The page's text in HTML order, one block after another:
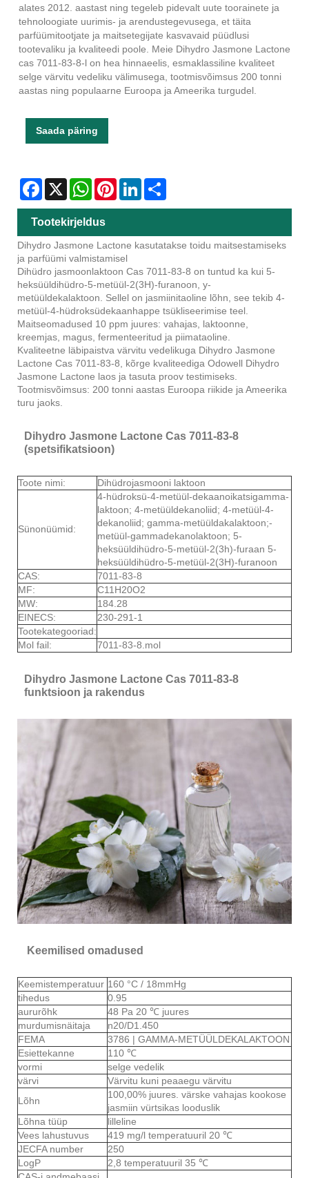
alates 2012. aastast ning tegeleb pidevalt uute toorainete ja
tehnoloogiate uurimis- ja arendustegevusega, et täita
parfüümitootjate ja maitsetegijate kasvavaid püüdlusi
tootevaliku ja kvaliteedi poole. Meie Dihydro Jasmone Lactone
cas 7011-83-8-l on hea hinnaeelis, esmaklassiline kvaliteet
selge värvitu vedeliku välimusega, tootmisvõimsus 200 tonni
aastas ning populaarne Euroopa ja Ameerika turgudel.
Saada päring
Facebook
X WhatsAppPinterestLinkedIn
Tootekirjeldus
Dihydro Jasmone Lactone kasutatakse toidu maitsestamiseks
ja parfüümi valmistamisel
Dihüdro jasmoonlaktoon Cas 7011-83-8 on tuntud ka kui 5-
heksüüldihüdro-5-metüül-2(3H)-furanoon, y-
metüüldekalaktoon. Sellel on jasmiinitaoline lõhn, see tekib 4-
metüül-4-hüdroksüdekaanhappe tsükliseerimise teel.
Maitseomadused 10 ppm juures: vahajas, laktoonne,
kreemjas, magus, fermenteeritud ja piimataoline.
Kvaliteetne läbipaistva värvitu vedelikuga Dihydro Jasmone
Lactone Cas 7011-83-8, kõrge kvaliteediga Odowell Dihydro
Jasmone Lactone laos ja tasuta proov testimiseks.
Tootmisvõimsus: 200 tonni aastas Euroopa riikide ja Ameerika
turu jaoks.
Dihydro Jasmone Lactone Cas 7011-83-8
(spetsifikatsioon)
Toote nimi: Dihüdrojasmooni laktoon
Sünonüümid:
4-hüdroksü-4-metüül-dekaanoikatsigamma-
laktoon; 4-metüüldekanoliid; 4-metüül-4-
dekanoliid; gamma-metüüldakalaktoon;-
metüül-gammadekanolaktoon; 5-
heksüüldihüdro-5-metüül-2(3h)-furaan 5-
heksüüldihüdro-5-metüül-2(3H)-furanoon
CAS:
7011-83-8
MF:
C11H20O2
MW:
184.28
EINECS:
230-291-1
Tootekategooriad:
Mol fail:
7011-83-8.mol
Dihydro Jasmone Lactone Cas 7011-83-8
funktsioon ja rakendus
Keemilised omadused
Keemistemperatuur 160 °C / 18mmHg
tihedus
0.95
aururõhk
48 Pa 20 ℃ juures
murdumisnäitaja
n20/D1.450
FEMA
3786 | GAMMA-METÜÜLDEKALAKTOON
Esiettekanne
110 ℃
vormi
selge vedelik
värvi
Värvitu kuni peaaegu värvitu
Lõhn
100,00% juures. värske vahajas kookose
jasmiin vürtsikas looduslik
Lõhna tüüp
lilleline
Vees lahustuvus
419 mg/l temperatuuril 20 ℃
JECFA number
250
LogP
2,8 temperatuuril 35 ℃